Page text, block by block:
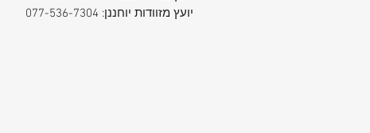
יועץ מזוודות יוחננן: 077-536-7304